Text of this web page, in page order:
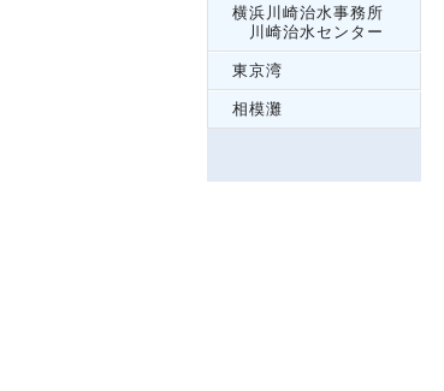
横浜川崎治水事務所
川崎治水センター
東京湾
相模灘